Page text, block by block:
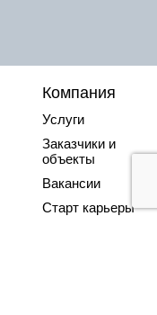
Компания
Услуги
Заказчики и
объекты
Вакансии
Старт карьеры